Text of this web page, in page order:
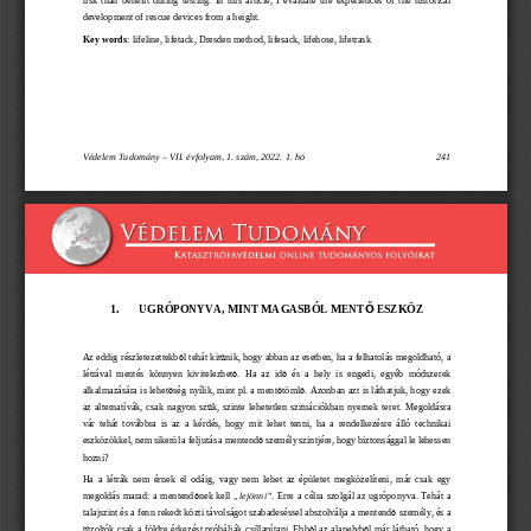
Védelem Tudomány VII. évfolyam, 1. szám, 2022. 1. hó 241
development of rescue devices from a height.
Key words: lifeline, lifetack, Dresden method, lifesack, lifehose, lifetrask
1. UGRÓPONYVA, MINT MAGASBÓL MENTŐ ESZKÖZ
Az eddig részletezettekből tehát kitűnik, hogy abban az esetben, ha a felhatolás megoldható, a
létrával  mentés könnyen  kivitelezhető.  Ha  az  idő
  és  a  hely  is  engedi
,
egyéb  módszerek
alkalmazására is lehetőség nyílik, mint pl. a mentőtömlő. Azonban azt is láthatjuk, hogy ezek
az  alternatívák,  csak  nagyon  szűk,  szinte  lehetetlen  szituációkban  nyernek  teret.  Megoldásra
vár  tehát  továbbra  is  az  a  kérdés,  hogy  mit  lehet  tenni,  ha  a  rendelkezésre  álló  technikai
eszközökkel, nem sikerül a feljutás a mentendő személy szintjére, hogy biztonsággal le lehessen
hozni?
Ha  a  létrák  nem  érnek  el  odáig,  vagy  nem  lehet  az  épületet megközelíteni,  már  csak  egy
megoldás marad: a mentendőnek  kell „lejönni”. Erre a  célra szolgál az ugróponyva. Tehát a
talajszint és a fenn rekedt közti távolságot szabadeséssel abszolválja a mentendő személy, és a
tűzoltók csak a földre érkezést próbálják csillapítani. Ebből az alapelvből már látható, hogy a